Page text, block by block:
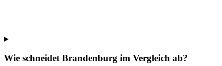
Wie schneidet Brandenburg im Vergleich ab?